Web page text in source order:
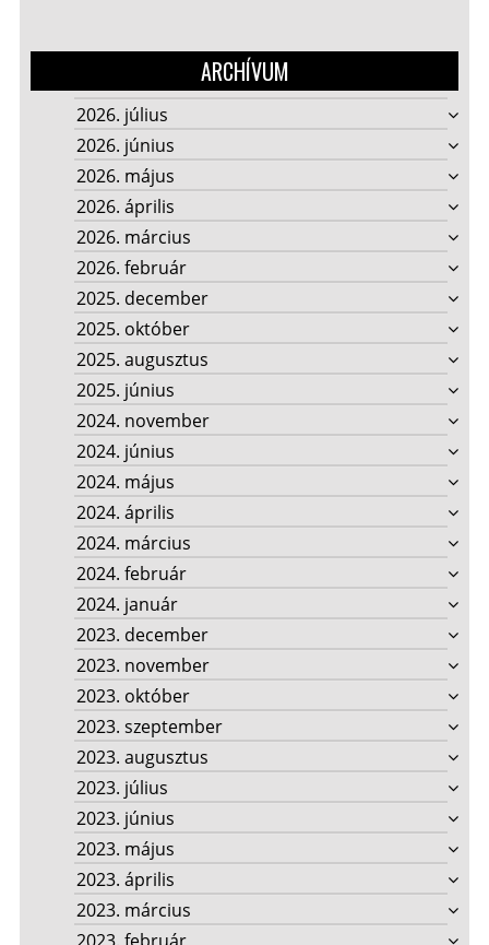
ARCHÍVUM
2026. július
2026. június
2026. május
2026. április
2026. március
2026. február
2025. december
2025. október
2025. augusztus
2025. június
2024. november
2024. június
2024. május
2024. április
2024. március
2024. február
2024. január
2023. december
2023. november
2023. október
2023. szeptember
2023. augusztus
2023. július
2023. június
2023. május
2023. április
2023. március